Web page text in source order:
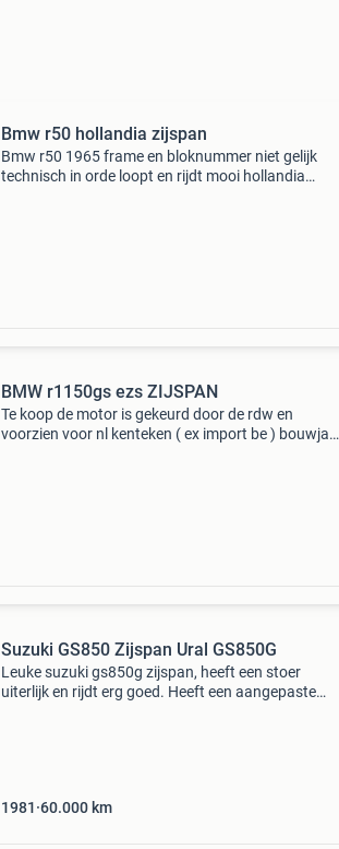
Bmw r50 hollandia zijspan
Bmw r50 1965 frame en bloknummer niet gelijk
technisch in orde loopt en rijdt mooi hollandia
BMW r1150gs ezs ZIJSPAN
Te koop de motor is gekeurd door de rdw en
voorzien voor nl kenteken ( ex import be ) bouwjaar
Suzuki GS850 Zijspan Ural GS850G
Leuke suzuki gs850g zijspan, heeft een stoer
uiterlijk en rijdt erg goed. Heeft een aangepaste
1981 60.000 km